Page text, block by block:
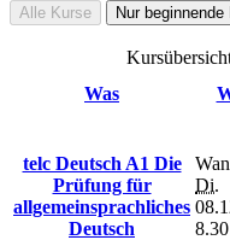
Alle Kurse Nur beginnende
Was
telc Deutsch A1 Die
Prüfung für
allgemeinsprachliches
Deutsch
Di.